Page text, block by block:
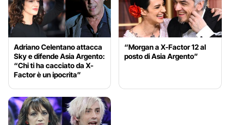
Adriano Celentano attacca
Sky e difende Asia Argento:
“Chi ti ha cacciato da X-
Factor è un ipocrita”
“Morgan a X-Factor 12 al
posto di Asia Argento”